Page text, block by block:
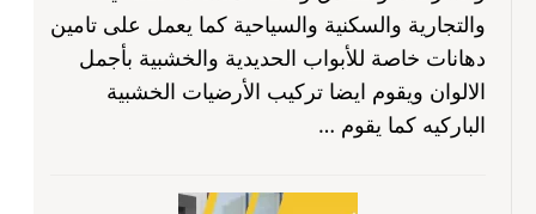
والتجارية والسكنية والسياحية كما يعمل على تامين
دهانات خاصة للأبواب الحديدية والخشبية بأجمل
الالوان ويقوم ايضا تركيب الأرضيات الخشبية
الباركيه كما يقوم …